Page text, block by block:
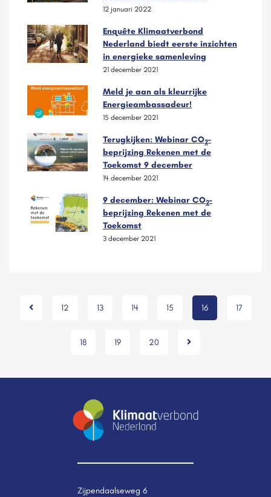
12 januari 2022
Enquête Klimaatverbond
Nederland biedt eerste inzichten
in energieke samenleving
21 december 2021
Meld je aan als kleurrijke
Energieambassadeur!
15 december 2021
Terugkijken: Webinar CO2-
beprijzing Rekenen met de
Toekomst 9 december
14 december 2021
9 december: Webinar CO2-
beprijzing Rekenen met de
Toekomst
3 december 2021
12 13 14 15 16 17
18 19 20
Zijpendaalseweg 6